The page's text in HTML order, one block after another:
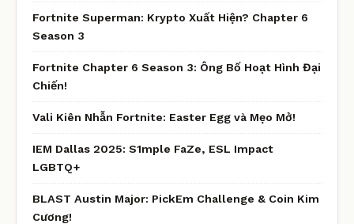
Fortnite Superman: Krypto Xuất Hiện? Chapter 6
Season 3
Fortnite Chapter 6 Season 3: Ông Bố Hoạt Hình Đại
Chiến!
Vali Kiên Nhẫn Fortnite: Easter Egg và Mẹo Mở!
IEM Dallas 2025: S1mple FaZe, ESL Impact
LGBTQ+
BLAST Austin Major: PickEm Challenge & Coin Kim
Cương!